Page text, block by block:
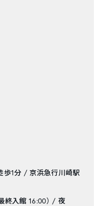
歩1分 / 京浜急行川崎駅
終入館 16:00） / 夜